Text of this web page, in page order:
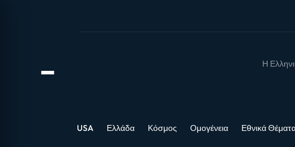
Η
USA Ελλάδα Κόσμος Ομογένεια Εθνικά